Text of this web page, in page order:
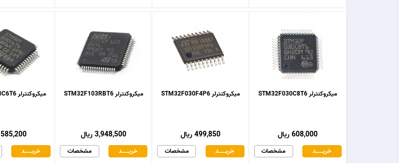
میکروکنترلر STM32F030C6T6
585,200 ریال
خریـــــــد
میکروکنترلر STM32F103RBT6
3,948,500 ریال
مشخصات خریـــــــد
میکروکنترلر STM32F030F4P6
499,850 ریال
مشخصات خریـــــــد
میکروکنترلر STM32F030C8T6
608,000 ریال
مشخصات خریـــــــد